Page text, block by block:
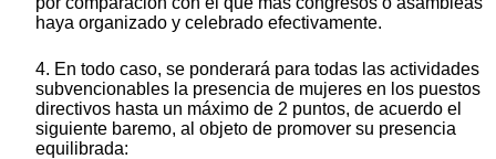
haya organizado y celebrado efectivamente.
4. En todo caso, se ponderará para todas las actividades
subvencionables la presencia de mujeres en los puestos
directivos hasta un máximo de 2 puntos, de acuerdo el
siguiente baremo, al objeto de promover su presencia
equilibrada: